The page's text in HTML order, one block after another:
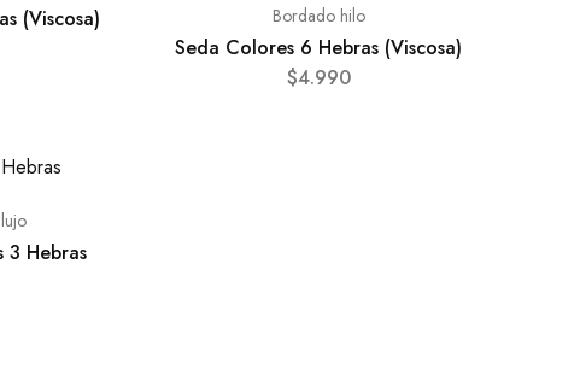
(Viscosa)
Bordado hilo
Seda Colores 6 Hebras (Viscosa)
$4.990
3 Hebras